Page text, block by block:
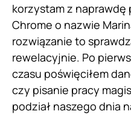
korzystam z
Chrome o nazwie
rozwiązanie to
rewelacyjnie. Po
czasu poświęciłem
czy pisanie pracy
podział naszego dnia